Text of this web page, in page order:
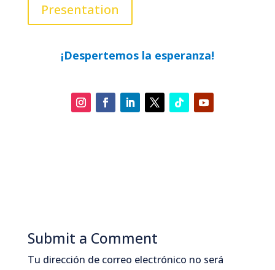
Presentation
¡Despertemos la esperanza!
Submit a Comment
Tu dirección de correo electrónico no será